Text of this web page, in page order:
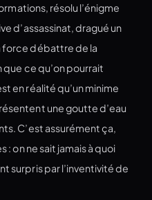
résolu l’énigme
d’assassinat, dragué un
force débattre de la
ce qu’on pourrait
en réalité qu’un minime
une goutte d’eau
C’est assurément ça,
: on ne sait jamais à quoi
surpris par l’inventivité de